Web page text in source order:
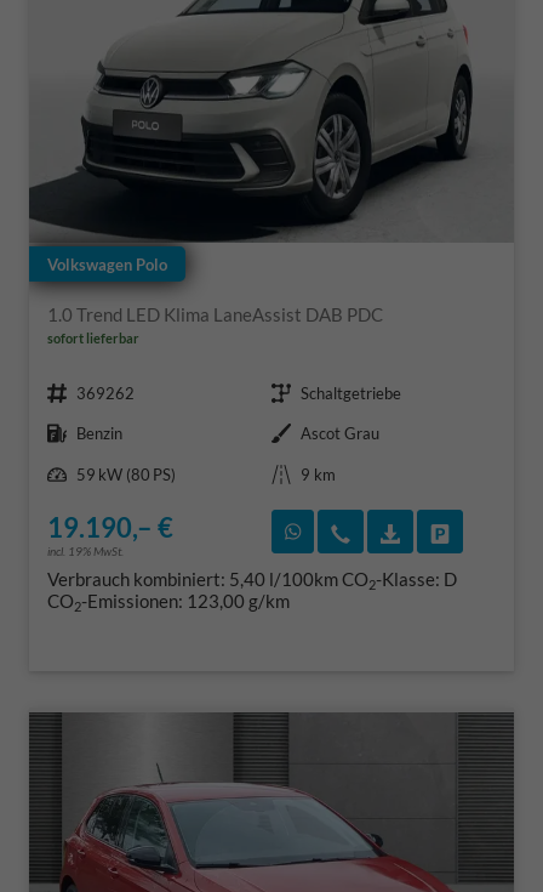
Volkswagen Polo
1.0 Trend LED Klima LaneAssist DAB PDC
sofort lieferbar
Fahrzeugnr. 369262 Getriebe Schaltgetriebe
Kraftstoff Benzin Außenfarbe Ascot Grau
Leistung
59 kW (80 PS) Kilometerstand 9 km
19.190,– €
incl. 19% MwSt.
Rückruf vereinbaren
Wir rufen Sie an
Verbrauch kombiniert: 5,40 l/100kmCO2-Klasse: D
CO2-Emissionen: 123,00 g/km